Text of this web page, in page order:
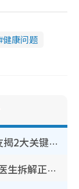
健康问题
装修拆铁闸随时变贼人目标？网友揭2大关键用途：装新款等于白装？附新旧铁闸分别
网传公立医院改用内地/副厂药？医生拆解正副厂分别，揭4类人换药随时出事